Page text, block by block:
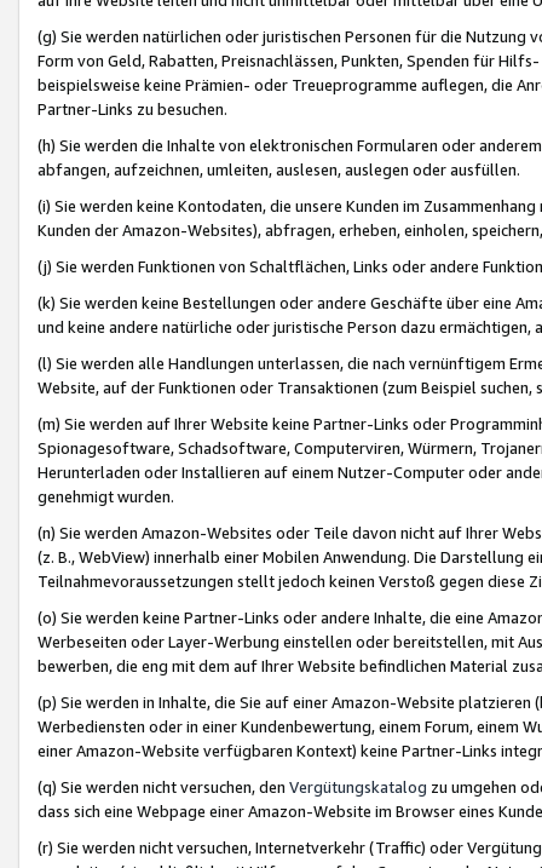
(g) Sie werden natürlichen oder juristischen Personen für die Nutzung
Form von Geld, Rabatten, Preisnachlässen, Punkten, Spenden für
beispielsweise keine Prämien- oder Treueprogramme auflegen, die
Partner-Links zu besuchen.
(h) Sie werden die Inhalte von elektronischen Formularen oder
abfangen, aufzeichnen, umleiten, auslesen, auslegen oder ausfüllen.
(i) Sie werden keine Kontodaten, die unsere Kunden im
Kunden der Amazon-Websites), abfragen, erheben, einholen,
(j) Sie werden Funktionen von Schaltflächen, Links oder andere
(k) Sie werden keine Bestellungen oder andere Geschäfte über eine
und keine andere natürliche oder juristische Person dazu
(l) Sie werden alle Handlungen unterlassen, die nach vernünftigem
Website, auf der Funktionen oder Transaktionen (zum Beispiel
(m) Sie werden auf Ihrer Website keine Partner-Links oder
Spionagesoftware, Schadsoftware, Computerviren, Würmern,
Herunterladen oder Installieren auf einem Nutzer-Computer oder
genehmigt wurden.
(n) Sie werden Amazon-Websites oder Teile davon nicht auf Ihrer
(z. B., WebView) innerhalb einer Mobilen Anwendung. Die Darstellung
Teilnahmevoraussetzungen stellt jedoch keinen Verstoß gegen diese
(o) Sie werden keine Partner-Links oder andere Inhalte, die eine
Werbeseiten oder Layer-Werbung einstellen oder bereitstellen, mit
bewerben, die eng mit dem auf Ihrer Website befindlichen Material
(p) Sie werden in Inhalte, die Sie auf einer Amazon-Website
Werbediensten oder in einer Kundenbewertung, einem Forum, einem
einer Amazon-Website verfügbaren Kontext) keine Partner-Links
(q) Sie werden nicht versuchen, den Vergütungskatalog zu umgehen
dass sich eine Webpage einer Amazon-Website im Browser eines
(r) Sie werden nicht versuchen, Internetverkehr (Traffic) oder